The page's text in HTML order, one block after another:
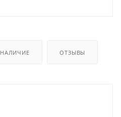
НАЛИЧИЕ ОТЗЫВЫ